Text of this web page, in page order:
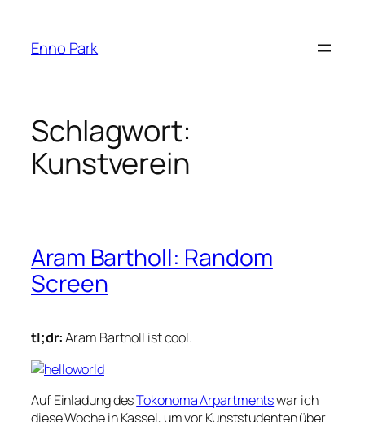
springen
Enno Park
Schlagwort:
Kunstverein
Aram Bartholl: Random
Screen
tl;dr:Aram Bartholl ist cool.
Auf Einladung desTokonoma Arpartmentswar ich
diese Woche in Kassel, um vor Kunststudenten über